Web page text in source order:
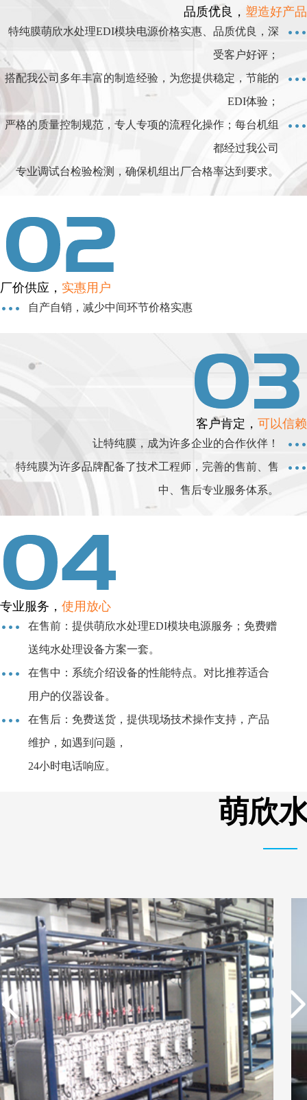
品质优良， 塑造好产品
特纯膜萌欣水处理EDI模块电源价格实惠、品质优良，深
受客户好评；
搭配我公司多年丰富的制造经验，为您提供稳定，节能的
EDI体验；
严格的质量控制规范，专人专项的流程化操作；每台机组
都经过我公司
专业调试台检验检测，确保机组出厂合格率达到要求。
厂价供应， 实惠用户
自产自销，减少中间环节价格实惠
客户肯定， 可以信赖
让特纯膜，成为许多企业的合作伙伴！
特纯膜为许多品牌配备了技术工程师，完善的售前、售
中、售后专业服务体系。
专业服务， 使用放心
在售前：提供萌欣水处理EDI模块电源服务；免费赠
送纯水处理设备方案一套。
在售中：系统介绍设备的性能特点。对比推荐适合
用户的仪器设备。
在售后：免费送货，提供现场技术操作支持，产品
维护，如遇到问题，
24小时电话响应。
萌欣